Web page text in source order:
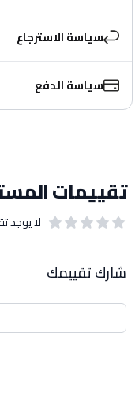
سياسة الاسترجاع
سياسة الدفع
تقييمات
لا يوجد
شارك تقييمك